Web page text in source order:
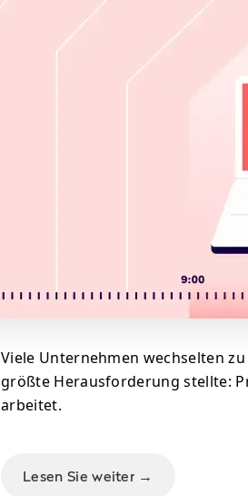
Viele Unternehmen wechselten
größte Herausforderung stellte:
arbeitet.
Lesen Sie weiter →